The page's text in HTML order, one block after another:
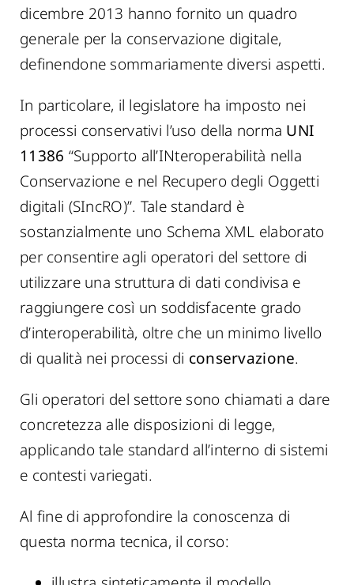
dicembre 2013 hanno fornito un quadro
generale per la conservazione digitale,
definendone sommariamente diversi aspetti.
In particolare, il legislatore ha imposto nei
processi conservativi l’uso della norma UNI
11386 “Supporto all’INteroperabilità nella
Conservazione e nel Recupero degli Oggetti
digitali (SIncRO)”. Tale standard è
sostanzialmente uno Schema XML elaborato
per consentire agli operatori del settore di
utilizzare una struttura di dati condivisa e
raggiungere così un soddisfacente grado
d’interoperabilità, oltre che un minimo livello
di qualità nei processi di conservazione.
Gli operatori del settore sono chiamati a dare
concretezza alle disposizioni di legge,
applicando tale standard all’interno di sistemi
e contesti variegati.
Al fine di approfondire la conoscenza di
questa norma tecnica, il corso: